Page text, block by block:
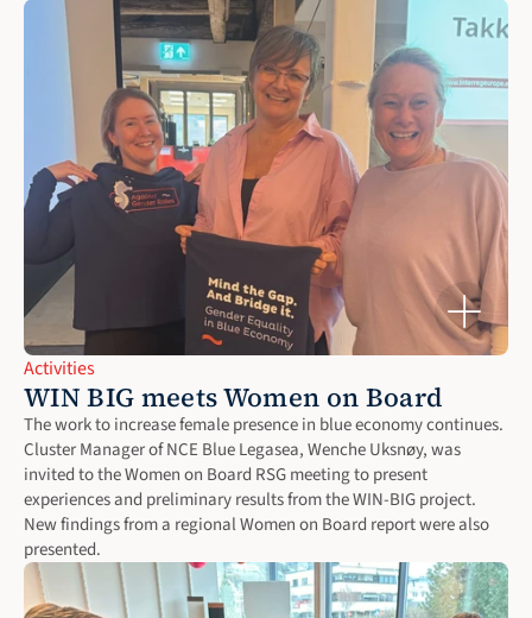
Activities
WIN BIG meets Women on Board
The work to increase female presence in blue economy continues.
Cluster Manager of NCE Blue Legasea, Wenche Uksnøy, was
invited to the Women on Board RSG meeting to present
experiences and preliminary results from the WIN-BIG project.
New findings from a regional Women on Board report were also
presented.